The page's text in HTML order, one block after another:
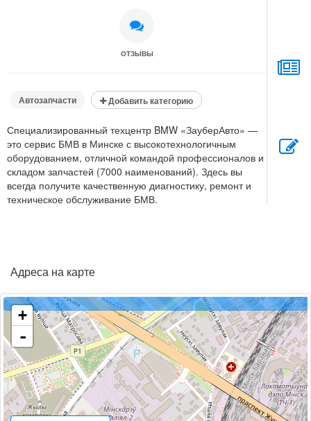
ОТЗЫВЫ
Автозапчасти Добавить категорию
Специализированный техцентр BMW «ЗауберАвто» —
это сервис БМВ в Минске с высокотехнологичным
оборудованием, отличной командой профессионалов и
складом запчастей (7000 наименований). Здесь вы
всегда получите качественную диагностику, ремонт и
техническое обслуживание БМВ.
Адреса на карте
+
-